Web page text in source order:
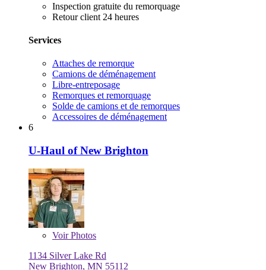
Inspection gratuite du remorquage
Retour client 24 heures
Services
Attaches de remorque
Camions de déménagement
Libre-entreposage
Remorques et remorquage
Solde de camions et de remorques
Accessoires de déménagement
6
U-Haul of New Brighton
VoirPhotos
1134 Silver Lake Rd
New Brighton, MN 55112